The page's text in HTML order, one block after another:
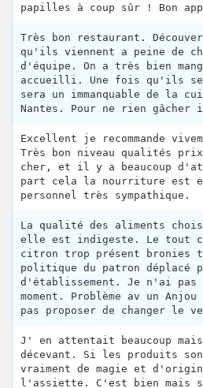
papilles à coup sûr ! Bon
Très bon restaurant.
qu'ils viennent a peine de
d'équipe. On a très bien
accueilli. Une fois qu'ils
sera un immanquable de la
Nantes. Pour ne rien
Excellent je recommande
Très bon niveau qualités
cher, et il y a beaucoup
part cela la nourriture est
personnel très sympathique.
La qualité des aliments
elle est indigeste. Le tout
citron trop présent bronies
politique du patron déplacé
d'établissement. Je n'ai pas
moment. Problème av un
pas proposer de changer le
J' en attentait beaucoup
décevant. Si les produits
vraiment de magie et
l'assiette. C'est bien mais